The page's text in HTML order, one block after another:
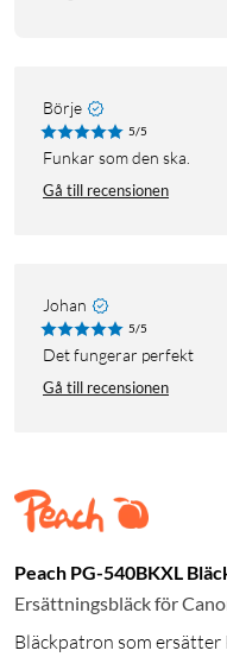
Börje
5/5
Funkar som den ska.
Gå till recensionen
Johan
5/5
Det fungerar perfekt
Gå till recensionen
Peach PG-540BKXL
Ersättningsbläck för
Bläckpatron som